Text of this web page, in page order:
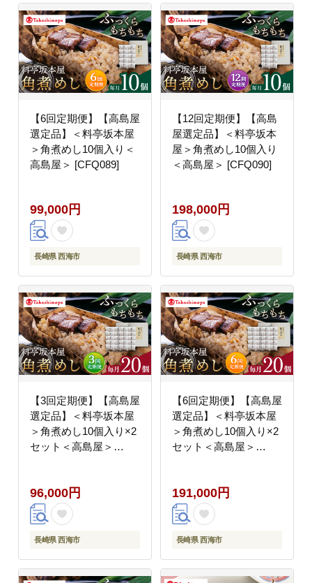
【6回定期便】【高島屋
選定品】＜料亭坂本屋
＞角煮めし10個入り＜
高島屋＞ [CFQ089]
99,000円
長崎県 西海市
【12回定期便】【高島
屋選定品】＜料亭坂本
屋＞角煮めし10個入り
＜高島屋＞ [CFQ090]
198,000円
長崎県 西海市
【3回定期便】【高島屋
選定品】＜料亭坂本屋
＞角煮めし10個入り×2
セット＜高島屋＞
96,000円
長崎県 西海市
【6回定期便】【高島屋
選定品】＜料亭坂本屋
＞角煮めし10個入り×2
セット＜高島屋＞
191,000円
長崎県 西海市